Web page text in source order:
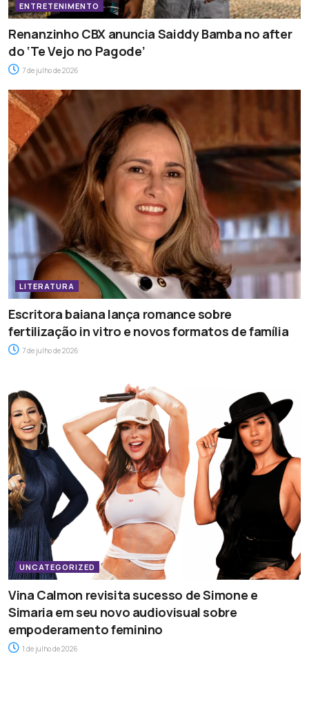
ENTRETENIMENTO
Renanzinho CBX anuncia Saiddy Bamba no after
do ‘Te Vejo no Pagode’
7 de julho de 2026
LITERATURA
Escritora baiana lança romance sobre
fertilização in vitro e novos formatos de família
7 de julho de 2026
UNCATEGORIZED
Vina Calmon revisita sucesso de Simone e
Simaria em seu novo audiovisual sobre
empoderamento feminino
1 de julho de 2026